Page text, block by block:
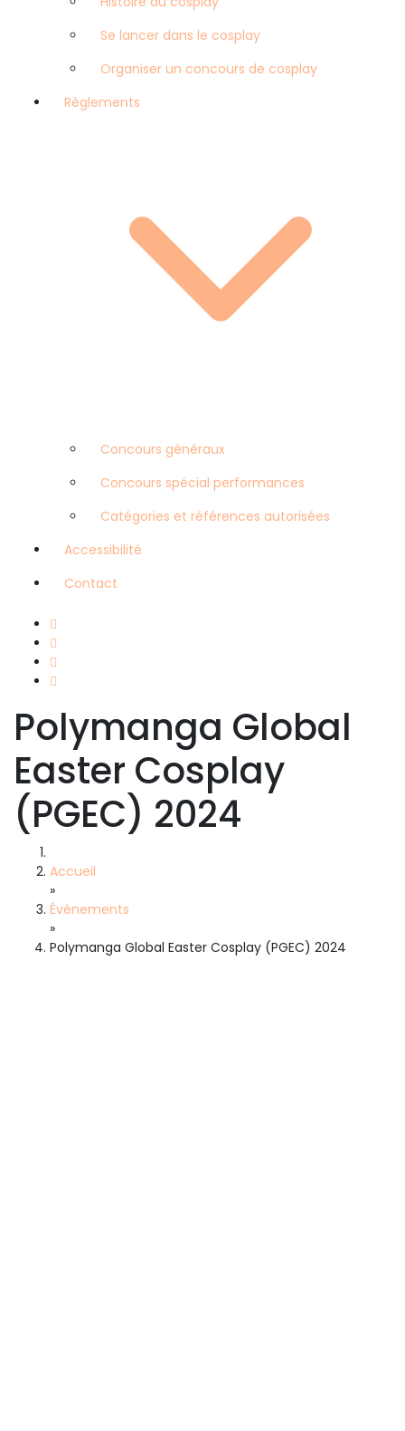
Se lancer dans le cosplay
Organiser un concours de cosplay
Règlements
Concours généraux
Concours spécial performances
Catégories et références autorisées
Accessibilité
Contact
Polymanga Global
Easter Cosplay
(PGEC) 2024
Accueil
»
Évènements
»
Polymanga Global Easter Cosplay (PGEC) 2024